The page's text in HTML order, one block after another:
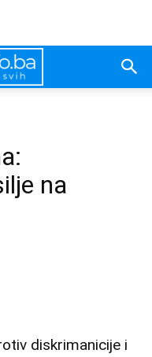
na
diskrimanicije i